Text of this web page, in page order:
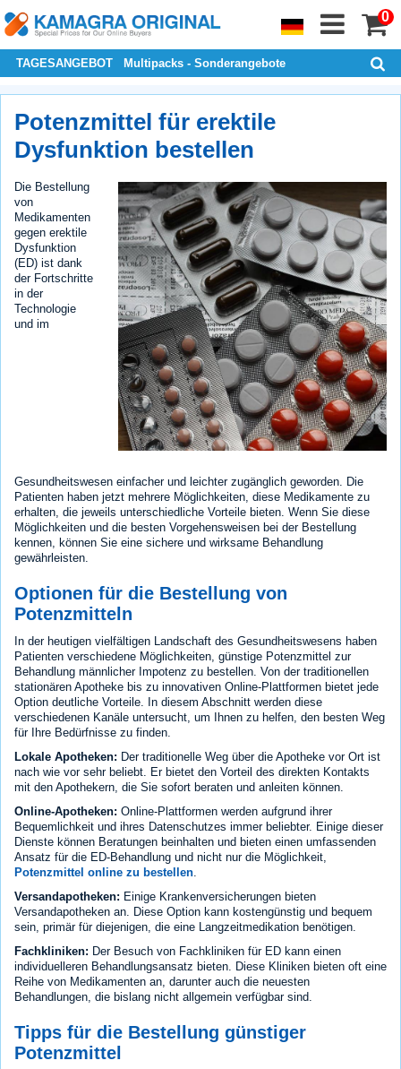
0
TAGESANGEBOT Multipacks - Sonderangebote
Potenzmittel für erektile
Dysfunktion bestellen
Die Bestellung
von
Medikamenten
gegen erektile
Dysfunktion
(ED) ist dank
der Fortschritte
in der
Technologie
und im
Gesundheitswesen einfacher und leichter zugänglich geworden. Die
Patienten haben jetzt mehrere Möglichkeiten, diese Medikamente zu
erhalten, die jeweils unterschiedliche Vorteile bieten. Wenn Sie diese
Möglichkeiten und die besten Vorgehensweisen bei der Bestellung
kennen, können Sie eine sichere und wirksame Behandlung
gewährleisten.
Optionen für die Bestellung von
Potenzmitteln
In der heutigen vielfältigen Landschaft des Gesundheitswesens haben
Patienten verschiedene Möglichkeiten, günstige Potenzmittel zur
Behandlung männlicher Impotenz zu bestellen. Von der traditionellen
stationären Apotheke bis zu innovativen Online-Plattformen bietet jede
Option deutliche Vorteile. In diesem Abschnitt werden diese
verschiedenen Kanäle untersucht, um Ihnen zu helfen, den besten Weg
für Ihre Bedürfnisse zu finden.
Lokale Apotheken: Der traditionelle Weg über die Apotheke vor Ort ist
nach wie vor sehr beliebt. Er bietet den Vorteil des direkten Kontakts
mit den Apothekern, die Sie sofort beraten und anleiten können.
Online-Apotheken: Online-Plattformen werden aufgrund ihrer
Bequemlichkeit und ihres Datenschutzes immer beliebter. Einige dieser
Dienste können Beratungen beinhalten und bieten einen umfassenden
Ansatz für die ED-Behandlung und nicht nur die Möglichkeit,
Potenzmittel online zu bestellen
Versandapotheken: Einige Krankenversicherungen bieten
Versandapotheken an. Diese Option kann kostengünstig und bequem
sein, primär für diejenigen, die eine Langzeitmedikation benötigen.
Fachkliniken: Der Besuch von Fachkliniken für ED kann einen
individuelleren Behandlungsansatz bieten. Diese Kliniken bieten oft eine
Reihe von Medikamenten an, darunter auch die neuesten
Behandlungen, die bislang nicht allgemein verfügbar sind.
Tipps für die Bestellung günstiger
Potenzmittel